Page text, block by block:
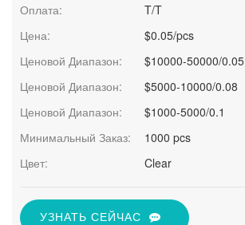
Оплата:
T/T
Цена:
$0.05/pcs
Ценовой Диапазон:
$10000-50000/0.05
Ценовой Диапазон:
$5000-10000/0.08
Ценовой Диапазон:
$1000-5000/0.1
Минимальный Заказ:
1000 pcs
Цвет:
Clear
УЗНАТЬ СЕЙЧАС